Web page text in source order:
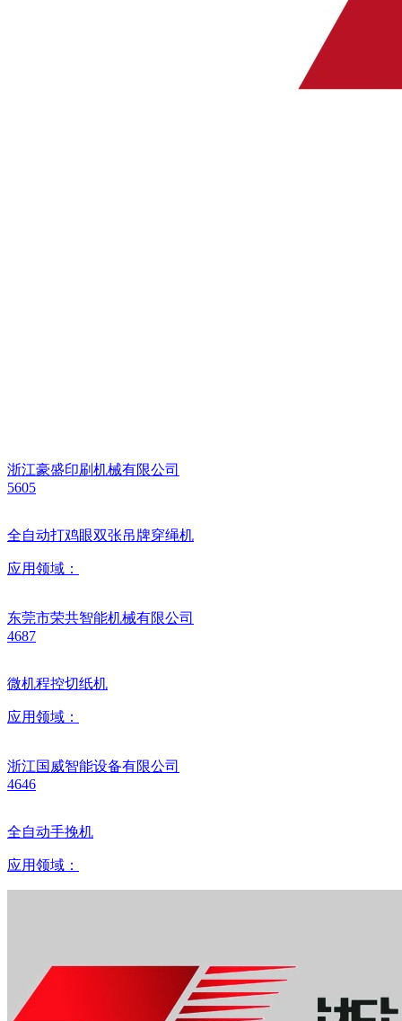
浙江豪盛印刷机械有限公司
5605
全自动打鸡眼双张吊牌穿绳机
应用领域：
东莞市荣共智能机械有限公司
4687
微机程控切纸机
应用领域：
浙江国威智能设备有限公司
4646
全自动手挽机
应用领域：